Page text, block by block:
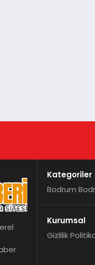
Kategoriler
Bodrum
Kurumsal
Gizlilik